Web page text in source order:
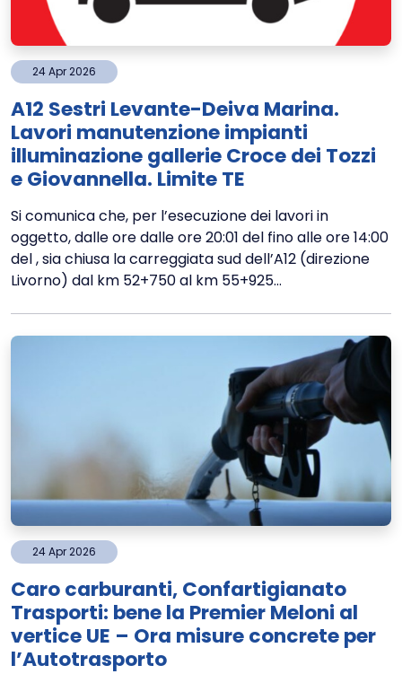
24Apr2026
A12 Sestri Levante-Deiva Marina.
Lavori manutenzione impianti
illuminazione gallerie Croce dei Tozzi
e Giovannella. Limite TE
Si comunica che, per l’esecuzione dei lavori in
oggetto, dalle ore dalle ore 20:01 del fino alle ore 14:00
del , sia chiusa la carreggiata sud dell’A12 (direzione
Livorno) dal km 52+750 al km 55+925...
24Apr2026
Caro carburanti, Confartigianato
Trasporti: bene la Premier Meloni al
vertice UE – Ora misure concrete per
l’Autotrasporto